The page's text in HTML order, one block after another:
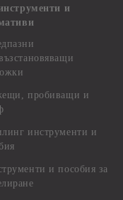
и
пробиващи и
инструменти и
и пособия за